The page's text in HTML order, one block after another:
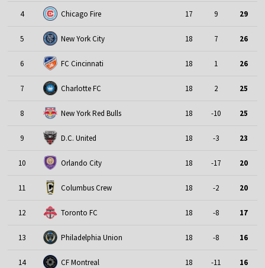
4 Chicago Fire 17 9 29
5 New York City 18 7 26
6 FC Cincinnati 18 1 26
7 Charlotte FC 18 2 25
8 New York Red Bulls 18 -10 25
9 D.C. United 18 -3 23
10 Orlando City 18 -17 20
11 Columbus Crew 18 -2 20
12 Toronto FC 18 -8 17
13 Philadelphia Union 18 -8 16
14 CF Montreal 18 -11 16